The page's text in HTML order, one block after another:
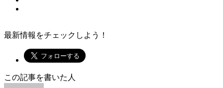
最新情報をチェックしよう！
この記事を書いた人